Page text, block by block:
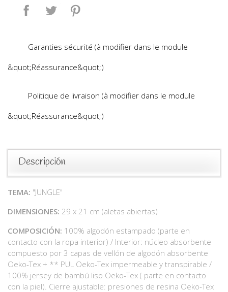
CompartirTuitear
Garanties sécurité (à modifier dans le module
&quot;Réassurance&quot;)
Politique de livraison (à modifier dans le module
&quot;Réassurance&quot;)
Descripción
TEMA: "JUNGLE"
DIMENSIONES: 29 x 21 cm (aletas abiertas)
COMPOSICIÓN: 100% algodón estampado (parte en
contacto con la ropa interior) / Interior: núcleo absorbente
compuesto por 3 capas de vellón de algodón absorbente
Oeko-Tex + ** PUL Oeko-Tex impermeable y transpirable /
100% jersey de bambú liso Oeko-Tex ( parte en contacto
con la piel). Cierre ajustable: presiones de resina Oeko-Tex